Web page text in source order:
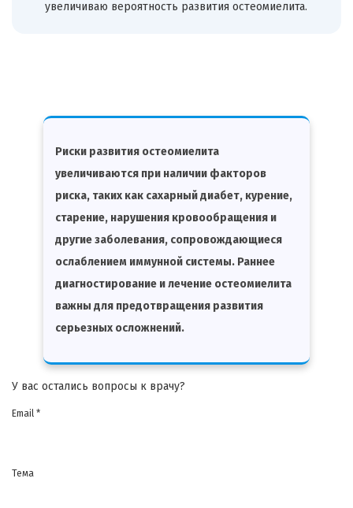
увеличиваю вероятность развития остеомиелита.
Риски развития остеомиелита
увеличиваются при наличии факторов
риска, таких как сахарный диабет, курение,
старение, нарушения кровообращения и
другие заболевания, сопровождающиеся
ослаблением иммунной системы. Раннее
диагностирование и лечение остеомиелита
важны для предотвращения развития
серьезных осложнений.
У вас остались вопросы к врачу?
Email *
Тема